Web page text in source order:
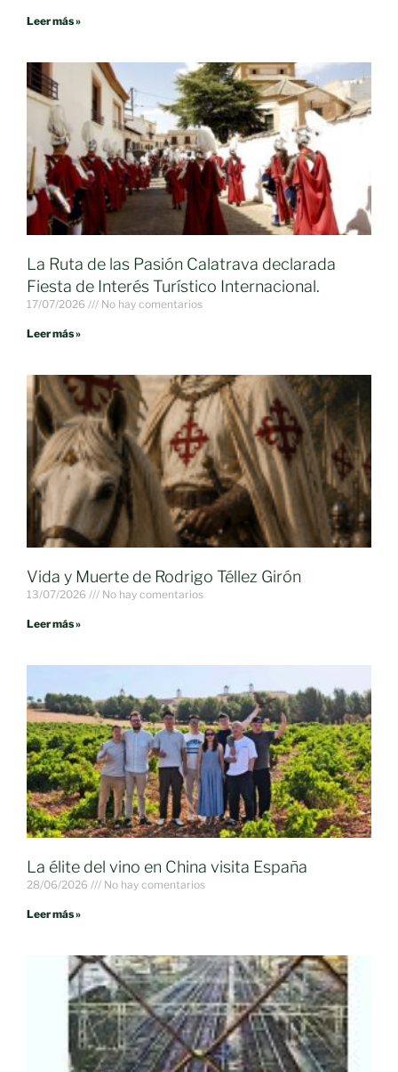
Leer más »
La Ruta de las Pasión Calatrava declarada
Fiesta de Interés Turístico Internacional.
17/07/2026 No hay comentarios
Leer más »
Vida y Muerte de Rodrigo Téllez Girón
13/07/2026 No hay comentarios
Leer más »
La élite del vino en China visita España
28/06/2026 No hay comentarios
Leer más »